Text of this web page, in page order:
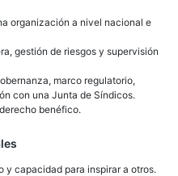
organización a nivel nacional e
gestión de riesgos y supervisión
marco regulatorio,
con una Junta de Síndicos.
benéfico.
y capacidad para inspirar a otros.